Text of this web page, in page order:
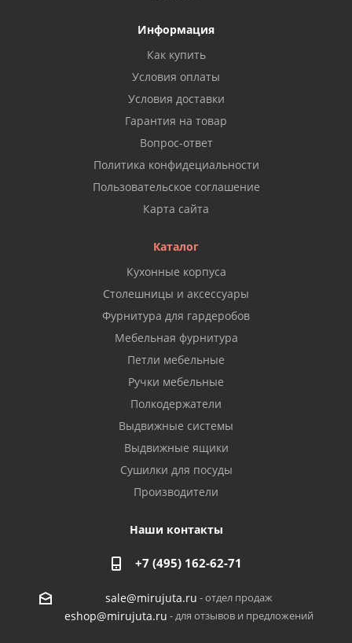
Информация
Как купить
Условия оплаты
Условия доставки
Гарантия на товар
Вопрос-ответ
Политика конфидециальности
Пользовательское соглашение
Карта сайта
Каталог
Кухонные корпуса
Столешницы и аксессуары
Фурнитура для гардеробов
Мебельная фурнитура
Петли мебельные
Ручки мебельные
Полкодержатели
Выдвижные системы
Выдвижные ящики
Сушилки для посуды
Производители
Наши контакты
+7 (495) 162-62-71
sale@mirujuta.ru - отдел продаж
eshop@mirujuta.ru - для отзывов и предложений